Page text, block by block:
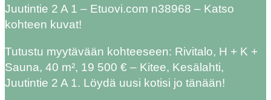
Juutintie 2 A 1 – Etuovi.com n38968 – Katso
kohteen kuvat!
Tutustu myytävään kohteeseen: Rivitalo, H + K +
Sauna, 40 m², 19 500 € – Kitee, Kesälahti,
Juutintie 2 A 1. Löydä uusi kotisi jo tänään!